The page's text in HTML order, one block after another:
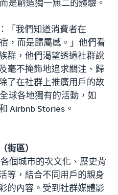
是創造獨一無二的體驗。
「我們知道消費者在
，而是歸屬感。」他們看
群，他們渴望透過社群說
毫不掩飾地追求關注、歸
了在社群上推廣用戶的故
球各地獨有的活動，如
Airbnb Stories。
街區）
個城市的次文化、歷史背
等，結合不同用戶的親身
的內容。受到社群媒體影